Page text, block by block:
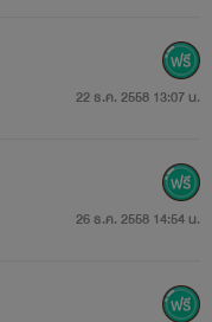
22 ธ.ค. 2558 13:07 น.
26 ธ.ค. 2558 14:54 น.